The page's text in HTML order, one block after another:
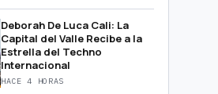
Deborah De Luca Cali: La
Capital del Valle Recibe a la
Estrella del Techno
Internacional
HACE 4 HORAS